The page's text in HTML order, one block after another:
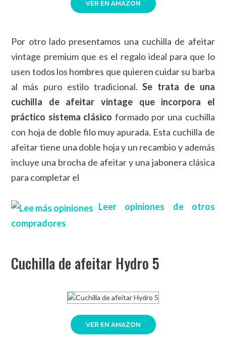
VER EN AMAZON
Por otro lado presentamos una cuchilla de afeitar
vintage premium que es el regalo ideal para que lo
usen todos los hombres que quieren cuidar su barba
al más puro estilo tradicional.Se trata de una
cuchilla de afeitar vintage que incorpora el
práctico sistema clásico formado por una cuchilla
con hoja de doble filo muy apurada. Esta cuchilla de
afeitar tiene una doble hoja y un recambio y además
incluye una brocha de afeitar y una jabonera clásica
para completar el
Leer opiniones de otros
compradores
Cuchilla de afeitar Hydro 5
VER EN AMAZON